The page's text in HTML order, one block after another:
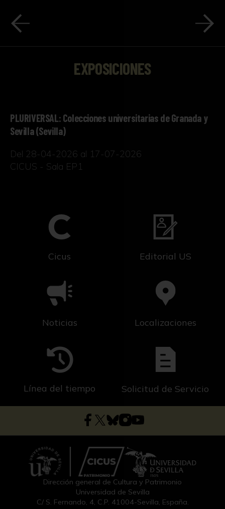
EXPOSICIONES
PLURIVERSAL: Colecciones universitarias de Granada y
Sevilla (Sevilla)
Del 28-04-2026 al 17-07-2026
CICUS - Sala EP1
Cicus Editorial US
Noticias Localizaciones
Línea del tiempo Solicitud de Servicio
Dirección general de Cultura y Patrimonio
Universidad de Sevilla
C/ S. Fernando, 4, C.P. 41004-Sevilla, España.